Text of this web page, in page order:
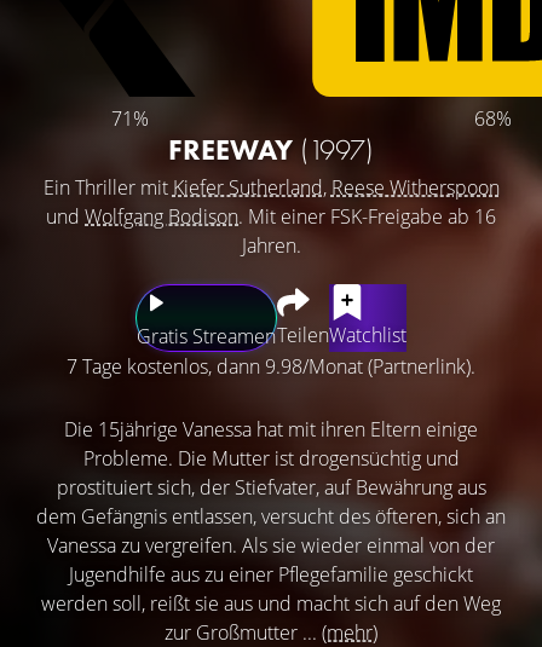
71% 68%
FREEWAY (1997)
Ein Thriller mit Kiefer Sutherland, Reese Witherspoon
und Wolfgang Bodison. Mit einer FSK-Freigabe ab 16
Jahren.
Gratis StreamenTeilenWatchlist
7 Tage kostenlos, dann 9.98/Monat (Partnerlink).
Die 15jährige Vanessa hat mit ihren Eltern einige
Probleme. Die Mutter ist drogensüchtig und
prostituiert sich, der Stiefvater, auf Bewährung aus
dem Gefängnis entlassen, versucht des öfteren, sich an
Vanessa zu vergreifen. Als sie wieder einmal von der
Jugendhilfe aus zu einer Pflegefamilie geschickt
werden soll, reißt sie aus und macht sich auf den Weg
zur Großmutter ... (mehr)